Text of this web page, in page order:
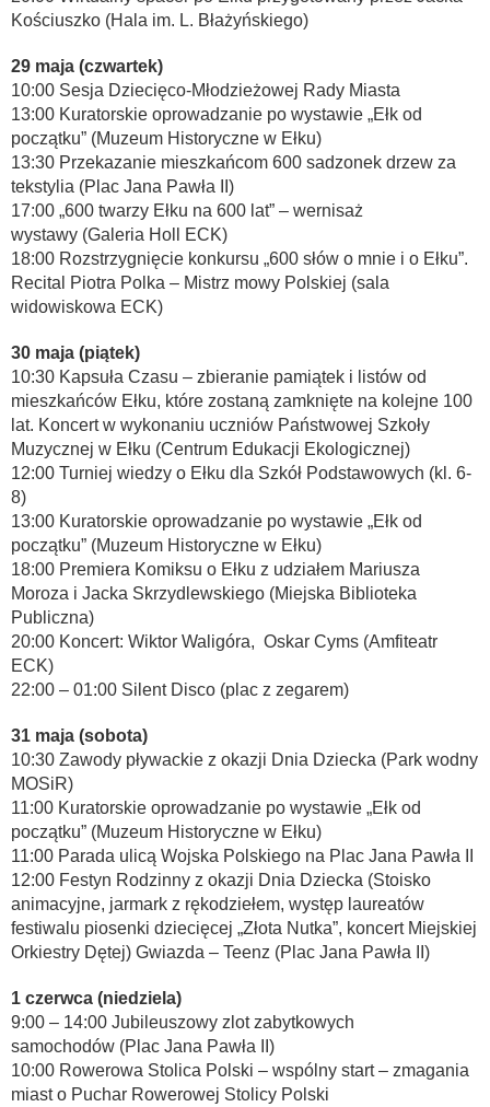
Kościuszko (Hala im. L. Błażyńskiego)
29 maja (czwartek)
10:00 Sesja Dziecięco-Młodzieżowej Rady Miasta
13:00 Kuratorskie oprowadzanie po wystawie „Ełk od
początku” (Muzeum Historyczne w Ełku)
13:30 Przekazanie mieszkańcom 600 sadzonek drzew za
tekstylia (Plac Jana Pawła II)
17:00 „600 twarzy Ełku na 600 lat” – wernisaż
wystawy (Galeria Holl ECK)
18:00 Rozstrzygnięcie konkursu „600 słów o mnie i o Ełku”.
Recital Piotra Polka – Mistrz mowy Polskiej (sala
widowiskowa ECK)
30 maja (piątek)
10:30 Kapsuła Czasu – zbieranie pamiątek i listów od
mieszkańców Ełku, które zostaną zamknięte na kolejne 100
lat. Koncert w wykonaniu uczniów Państwowej Szkoły
Muzycznej w Ełku (Centrum Edukacji Ekologicznej)
12:00 Turniej wiedzy o Ełku dla Szkół Podstawowych (kl. 6-
8)
13:00 Kuratorskie oprowadzanie po wystawie „Ełk od
początku” (Muzeum Historyczne w Ełku)
18:00 Premiera Komiksu o Ełku z udziałem Mariusza
Moroza i Jacka Skrzydlewskiego (Miejska Biblioteka
Publiczna)
20:00 Koncert: Wiktor Waligóra, Oskar Cyms (Amfiteatr
ECK)
22:00 – 01:00 Silent Disco (plac z zegarem)
31 maja (sobota)
10:30 Zawody pływackie z okazji Dnia Dziecka (Park wodny
MOSiR)
11:00 Kuratorskie oprowadzanie po wystawie „Ełk od
początku” (Muzeum Historyczne w Ełku)
11:00 Parada ulicą Wojska Polskiego na Plac Jana Pawła II
12:00 Festyn Rodzinny z okazji Dnia Dziecka (Stoisko
animacyjne, jarmark z rękodziełem, występ laureatów
festiwalu piosenki dziecięcej „Złota Nutka”, koncert Miejskiej
Orkiestry Dętej) Gwiazda – Teenz (Plac Jana Pawła II)
1 czerwca (niedziela)
9:00 – 14:00 Jubileuszowy zlot zabytkowych
samochodów (Plac Jana Pawła II)
10:00 Rowerowa Stolica Polski – wspólny start – zmagania
miast o Puchar Rowerowej Stolicy Polski